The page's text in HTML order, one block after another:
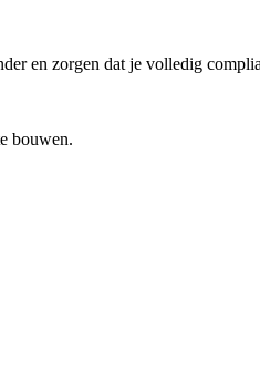
en zorgen dat je volledig
bouwen.